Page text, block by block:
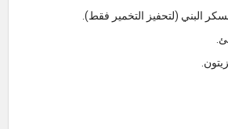
البني (لتحفيز التخمير فقط).